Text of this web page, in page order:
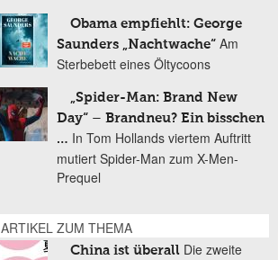
Obama empfiehlt: George
Saunders „Nachtwache“ Am
Sterbebett eines Öltycoons
„Spider-Man: Brand New
Day“ – Brandneu? Ein bisschen
… In Tom Hollands viertem Auftritt
mutiert Spider-Man zum X-Men-
Prequel
ARTIKEL ZUM THEMA
China ist überall Die zweite